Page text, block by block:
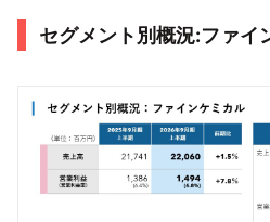
セグメント別概況:ファイ